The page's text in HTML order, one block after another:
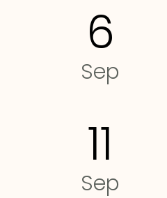
6
Sep
11
Sep